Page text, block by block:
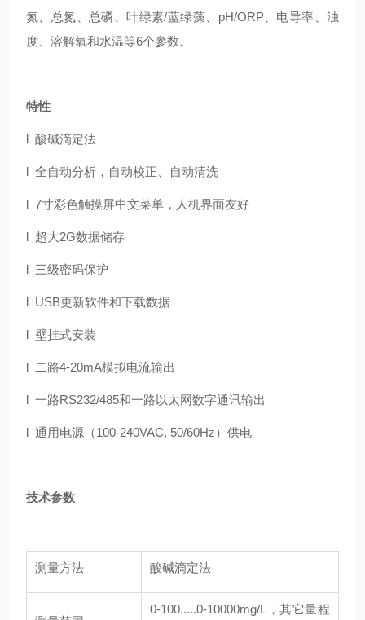
氮、总氮、总磷、叶绿素/蓝绿藻、pH/ORP、电导率、浊
度、溶解氧和水温等6个参数。
特性
l 酸碱滴定法
l 全自动分析，自动校正、自动清洗
l 7寸彩色触摸屏中文菜单，人机界面友好
l 超大2G数据储存
l 三级密码保护
l USB更新软件和下载数据
l 壁挂式安装
l 二路4-20mA模拟电流输出
l 一路RS232/485和一路以太网数字通讯输出
l 通用电源（100-240VAC, 50/60Hz）供电
技术参数
测量方法 酸碱滴定法
0-100.....0-10000mg/L，其它量程